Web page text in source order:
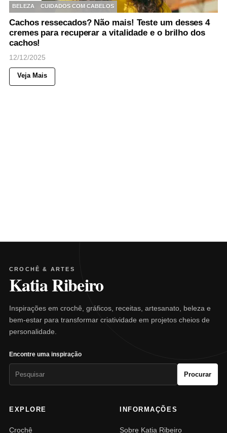
BELEZA
CUIDADOS COM CABELOS
Cachos ressecados? Não mais! Teste um desses 4
cremes para recuperar a vitalidade e o brilho dos
cachos!
12/12/2025
Veja Mais
CROCHÊ & ARTES
Katia Ribeiro
Inspirações em crochê, gráficos, receitas, artesanato, beleza e
bem-estar para transformar criatividade em projetos cheios de
personalidade.
Encontre uma inspiração
Procurar
EXPLORE
Crochê
INFORMAÇÕES
Sobre Katia Ribeiro